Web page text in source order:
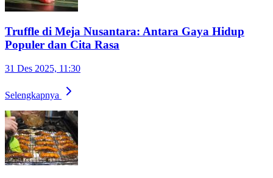
Truffle di Meja Nusantara: Antara Gaya Hidup
Populer dan Cita Rasa
31 Des 2025, 11:30
Selengkapnya